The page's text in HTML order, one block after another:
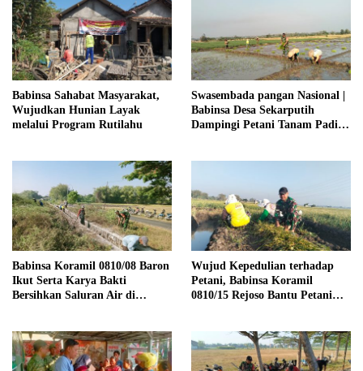
Babinsa Sahabat Masyarakat,
Wujudkan Hunian Layak
melalui Program Rutilahu
Swasembada pangan Nasional |
Babinsa Desa Sekarputih
Dampingi Petani Tanam Padi,
Babinsa Koramil 0810/08 Baron
Ikut Serta Karya Bakti
Bersihkan Saluran Air di
Wujud Kepedulian terhadap
Petani, Babinsa Koramil
0810/15 Rejoso Bantu Petani